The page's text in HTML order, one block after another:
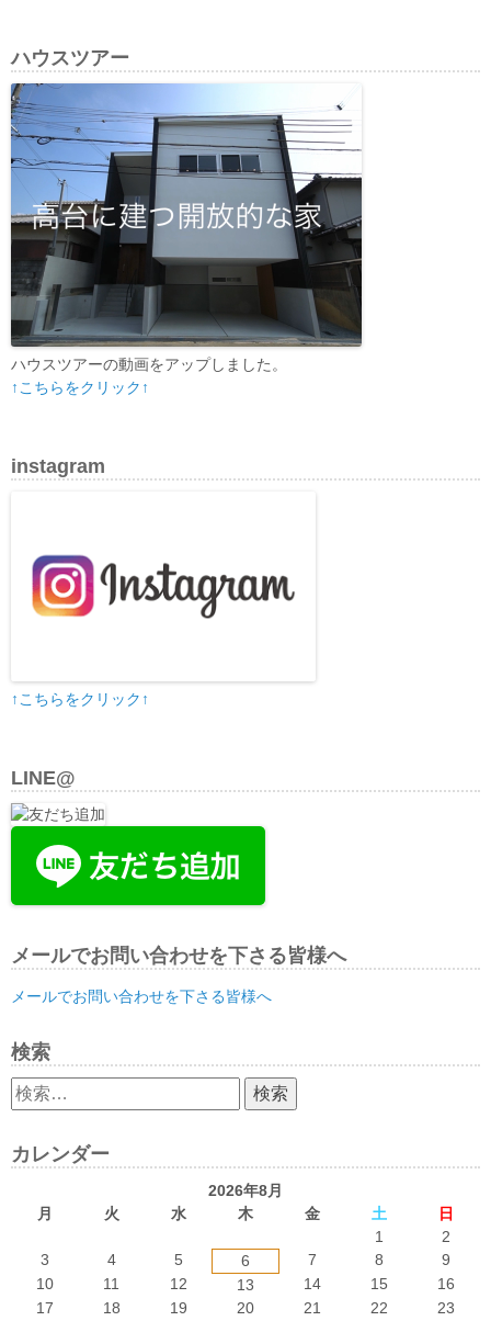
ハウスツアー
ハウスツアーの動画をアップしました。
↑こちらをクリック↑
instagram
↑こちらをクリック↑
LINE@
メールでお問い合わせを下さる皆様へ
メールでお問い合わせを下さる皆様へ
検索
検
索:
カレンダー
2026年8月
月
火 水 木 金 土
日
1
2
3
4 5 6 7 8
9
10
11 12 13 14 15
16
17
18 19 20 21 22
23